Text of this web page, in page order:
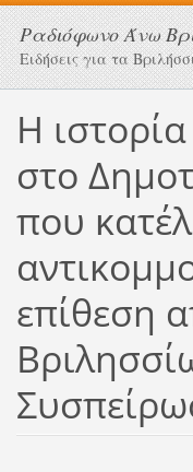
Ραδιόφωνο Άνω
Ειδήσεις για τα
Η
στο
που
επίθεση